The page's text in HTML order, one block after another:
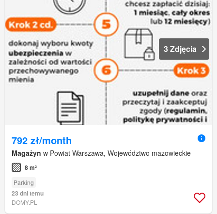
3 Zdjęcia
792 zł/month
Magażyn w Powiat Warszawa, Województwo mazowieckie
8 m²
Parking
23 dni temu
DOMY.PL